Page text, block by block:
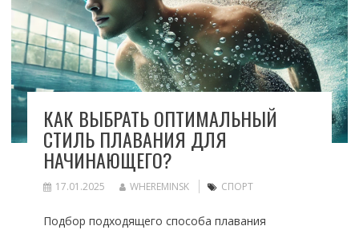
КАК ВЫБРАТЬ ОПТИМАЛЬНЫЙ
СТИЛЬ ПЛАВАНИЯ ДЛЯ
НАЧИНАЮЩЕГО?
17.01.2025 WHEREMINSK СПОРТ
Подбор подходящего способа плавания